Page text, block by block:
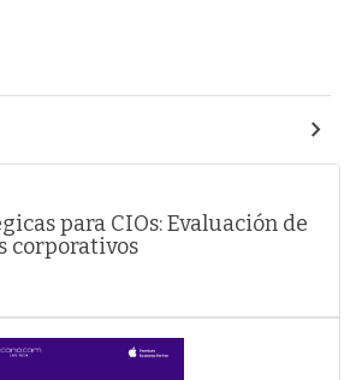
para CIOs: Evaluación de
corporativos